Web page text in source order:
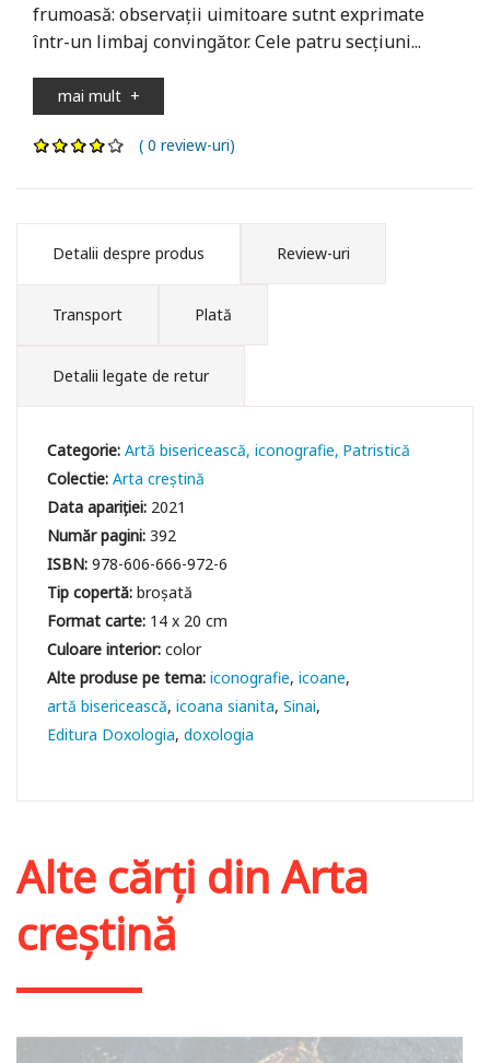
frumoasă: observaţii uimitoare sutnt exprimate
într-un limbaj convingător. Cele patru secţiuni...
mai mult +
( 0 review-uri)
Detalii despre produs Review-uri
Transport Plată
Detalii legate de retur
Categorie:Artă bisericească, iconografie Patristică
Colectie:Arta creștină
Data apariției: 2021
Număr pagini:392
ISBN:978-606-666-972-6
Tip copertă:broșată
Format carte: 14 x 20 cm
Culoare interior:color
iconografie icoane
artă bisericească icoana sianita Sinai
Editura Doxologia doxologia
Alte cărți dinArta
creștină